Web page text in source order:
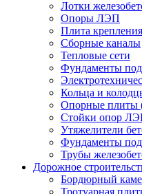
Лотки
Опоры ЛЭП
Плита
Сборные каналы
Тепловые сети
Фундаменты
Кольца и
Опорные
Стойки опор
Утяжелители
Фундаменты
Трубы
Дорожное
Бордюрный
Тротуарная